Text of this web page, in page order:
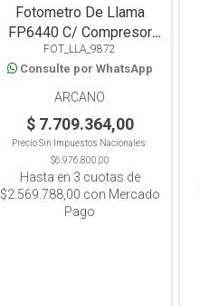
Fotometro De Llama
FP6440 C/ Compresor
Na:0-160ppm, K:0-
100ppm., Li:0-100ppm,
Ca:0-1000ppm
FOT_LLA_9872
Consulte por WhatsApp
ARCANO
$ 7.709.364,00
Precio Sin Impuestos Nacionales:
$6.976.800,00
Hasta en 3 cuotas de
$2.569.788,00 con Mercado
Pago